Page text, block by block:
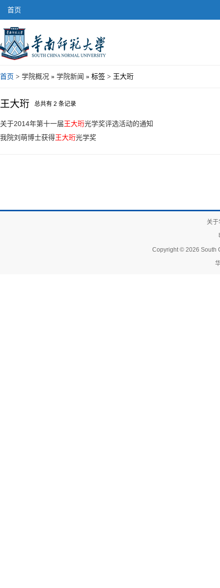
首页
首页 > 学院概况 » 学院新闻 » 标签 > 王大珩
王大珩 总共有 2 条记录
关于2014年第十一届王大珩光学奖评选活动的通知
我院刘萌博士获得王大珩光学奖
关于
Copyright © 2026 South